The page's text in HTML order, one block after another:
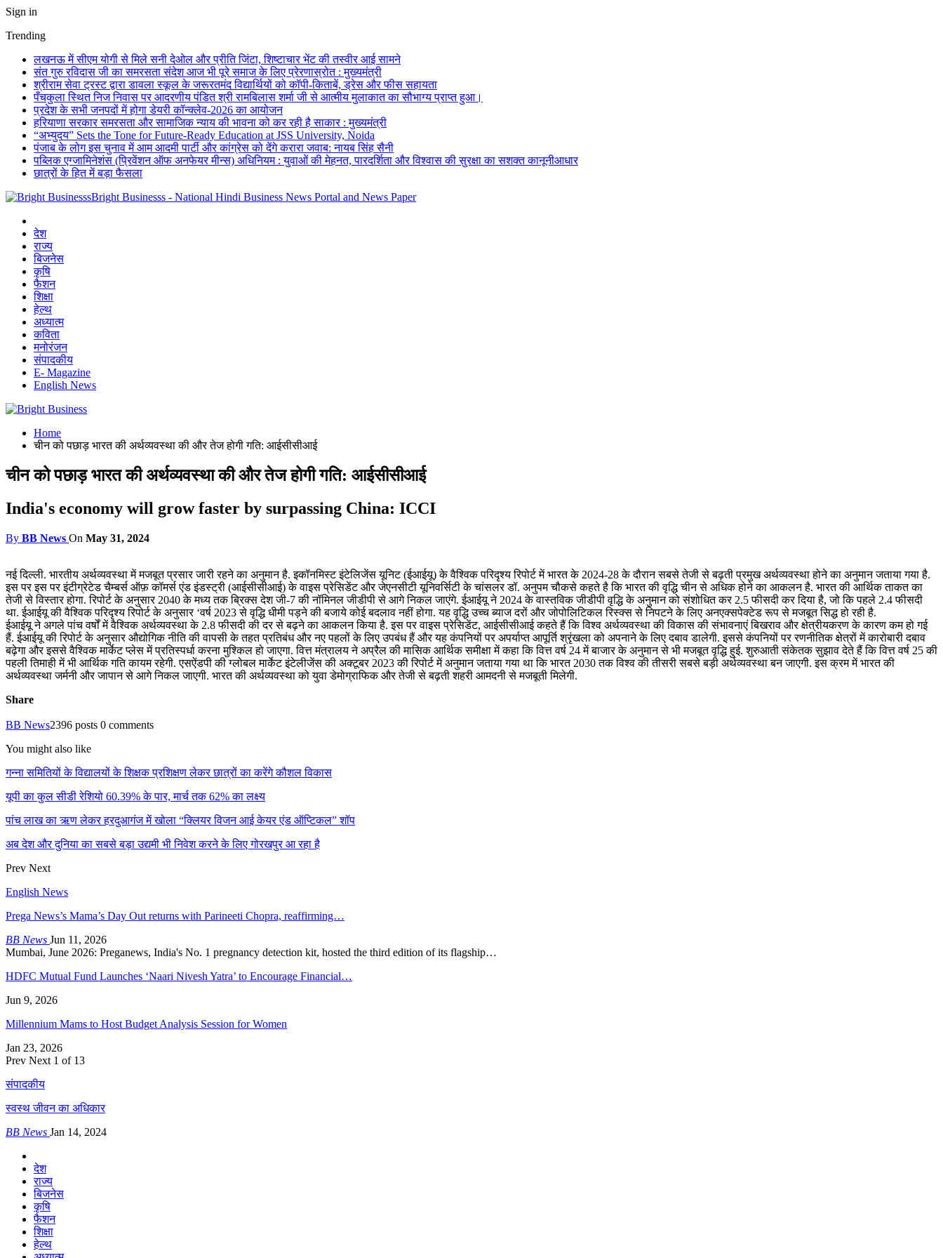
Sign in
Trending
लखनऊ में सीएम योगी से मिले सनी देओल और प्रीति जिंटा, शिष्टाचार भेंट की तस्वीर आई सामने
संत गुरु रविदास जी का समरसता संदेश आज भी पूरे समाज के लिए प्रेरणास्रोत : मुख्यमंत्री
श्रीराम सेवा ट्रस्ट द्वारा डावला स्कूल के जरूरतमंद विद्यार्थियों को कॉपी-किताबें, ड्रेस और फीस सहायता
पँचकुला स्थित निज निवास पर आदरणीय पंडित श्री रामबिलास शर्मा जी से आत्मीय मुलाकात का सौभाग्य प्राप्त हुआ।
प्रदेश के सभी जनपदों में होगा डेयरी कॉन्क्लेव-2026 का आयोजन
हरियाणा सरकार समरसता और सामाजिक न्याय की भावना को कर रही है साकार : मुख्यमंत्री
“अभ्युदय” Sets the Tone for Future-Ready Education at JSS University, Noida
पंजाब के लोग इस चुनाव में आम आदमी पार्टी और कांग्रेस को देंगे करारा जवाब: नायब सिंह सैनी
पब्लिक एग्जामिनेशंस (प्रिवेंशन ऑफ अनफेयर मीन्स) अधिनियम : युवाओं की मेहनत, पारदर्शिता और विश्वास की सुरक्षा का सशक्त कानूनीआधार
छात्रों के हित में बड़ा फैसला
Bright Businesss - National Hindi Business News Portal and News Paper
देश
राज्य
बिजनेस
कृषि
फैशन
शिक्षा
हेल्थ
अध्यात्म
कविता
मनोरंजन
संपादकीय
E- Magazine
English News
Home
चीन को पछाड़ भारत की अर्थव्यवस्था की और तेज होगी गति: आईसीसीआई
चीन को पछाड़ भारत की अर्थव्यवस्था की और तेज होगी गति: आईसीसीआई
India's economy will grow faster by surpassing China: ICCI
By BB News On May 31, 2024
नई दिल्ली. भारतीय अर्थव्यवस्था में मजबूत प्रसार जारी रहने का अनुमान है. इकॉनमिस्ट इंटेलिजेंस यूनिट (ईआईयू) के वैश्विक परिदृश्य रिपोर्ट में भारत के 2024-28 के दौरान सबसे तेजी से बढ़ती प्रमुख अर्थव्यवस्था होने का अनुमान जताया गया है.
इस पर इस पर इंटीग्रेटेड चैम्बर्स ऑफ़ कॉमर्स एंड इंडस्ट्री (आईसीसीआई) के वाइस प्रेसिडेंट और जेएनसीटी यूनिवर्सिटी के चांसलर डॉ. अनुपम चौकसे कहते है कि भारत की वृद्धि चीन से अधिक होने का आकलन है. भारत की आर्थिक ताकत का
तेजी से विस्तार होगा. रिपोर्ट के अनुसार 2040 के मध्य तक ब्रिक्स देश जी-7 की नॉमिनल जीडीपी से आगे निकल जाएंगे. ईआईयू ने 2024 के वास्तविक जीडीपी वृद्धि के अनुमान को संशोधित कर 2.5 फीसदी कर दिया है, जो कि पहले 2.4 फीसदी
था. ईआईयू की वैश्विक परिदृश्य रिपोर्ट के अनुसार ‘वर्ष 2023 से वृद्धि धीमी पड़ने की बजाये कोई बदलाव नहीं होगा. यह वृद्धि उच्च ब्याज दरों और जोपोलिटिकल रिस्क्स से निपटने के लिए अनएक्सपेक्टेड रूप से मजबूत सिद्ध हो रही है.
ईआईयू ने अगले पांच वर्षों में वैश्विक अर्थव्यवस्था के 2.8 फीसदी की दर से बढ़ने का आकलन किया है. इस पर वाइस प्रेसिडेंट, आईसीसीआई कहते हैं कि विश्व अर्थव्यवस्था की विकास की संभावनाएं बिखराव और क्षेत्रीयकरण के कारण कम हो गई
हैं. ईआईयू की रिपोर्ट के अनुसार औद्योगिक नीति की वापसी के तहत प्रतिबंध और नए पहलों के लिए उपबंध हैं और यह कंपनियों पर अपर्याप्त आपूर्ति श्रृंखला को अपनाने के लिए दबाव डालेगी. इससे कंपनियों पर रणनीतिक क्षेत्रों में कारोबारी दबाव
बढ़ेगा और इससे वैश्विक मार्केट प्लेस में प्रतिस्पर्धा करना मुश्किल हो जाएगा. वित्त मंत्रालय ने अप्रैल की मासिक आर्थिक समीक्षा में कहा कि वित्त वर्ष 24 में बाजार के अनुमान से भी मजबूत वृद्धि हुई. शुरुआती संकेतक सुझाव देते हैं कि वित्त वर्ष 25 की
पहली तिमाही में भी आर्थिक गति कायम रहेगी. एसऐंडपी की ग्लोबल मार्केट इंटेलीजेंस की अक्टूबर 2023 की रिपोर्ट में अनुमान जताया गया था कि भारत 2030 तक विश्व की तीसरी सबसे बड़ी अर्थव्यवस्था बन जाएगी. इस क्रम में भारत की
अर्थव्यवस्था जर्मनी और जापान से आगे निकल जाएगी. भारत की अर्थव्यवस्था को युवा डेमोग्राफिक और तेजी से बढ़ती शहरी आमदनी से मजबूती मिलेगी.
Share
BB News2396 posts 0 comments
You might also like
गन्ना समितियों के विद्यालयों के शिक्षक प्रशिक्षण लेकर छात्रों का करेंगे कौशल विकास
यूपी का कुल सीडी रेशियो 60.39% के पार, मार्च तक 62% का लक्ष्य
पांच लाख का ऋण लेकर हरदुआगंज में खोला “क्लियर विजन आई केयर एंड ऑप्टिकल” शॉप
अब देश और दुनिया का सबसे बड़ा उद्यमी भी निवेश करने के लिए गोरखपुर आ रहा है
Prev Next
English News
Prega News’s Mama’s Day Out returns with Parineeti Chopra, reaffirming…
BB News Jun 11, 2026
Mumbai, June 2026: Preganews, India's No. 1 pregnancy detection kit, hosted the third edition of its flagship…
HDFC Mutual Fund Launches ‘Naari Nivesh Yatra’ to Encourage Financial…
Jun 9, 2026
Millennium Mams to Host Budget Analysis Session for Women
Jan 23, 2026
Prev Next 1 of 13
संपादकीय
स्वस्थ जीवन का अधिकार
BB News Jan 14, 2024
देश
राज्य
बिजनेस
कृषि
फैशन
शिक्षा
हेल्थ